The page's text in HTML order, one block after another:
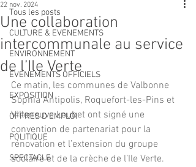
Tous les posts
CULTURE & EVENEMENTS
ENVIRONNEMENT
ÉVÉNEMENTS OFFICIELS
EXPOSITION
OFFRES D'EMPLOI
POLITIQUE
SPECTACLE
Une collaboration
intercommunale au service
de l’Ile Verte
22 nov. 2024
Ce matin, les communes de Valbonne
Sophia Antipolis, Roquefort-les-Pins et
Villeneuve Loubet ont signé une
convention de partenariat pour la
rénovation et l’extension du groupe
scolaire et de la crèche de l’Ile Verte.